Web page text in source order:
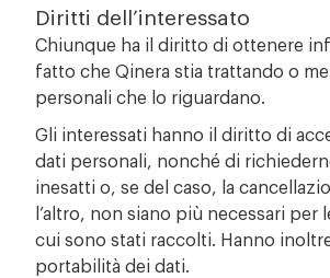
Diritti dell’interessato
Chiunque ha il diritto di ottenere
fatto che Qinera stia trattando o
personali che lo riguardano.
Gli interessati hanno il diritto di
dati personali, nonché di
inesatti o, se del caso, la
l’altro, non siano più necessari per
cui sono stati raccolti. Hanno
portabilità dei dati.